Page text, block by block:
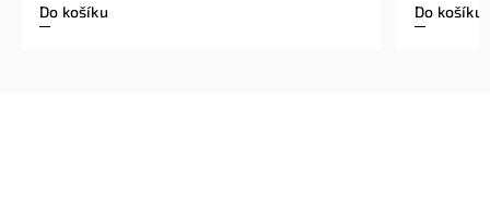
Do košíku Do košíku